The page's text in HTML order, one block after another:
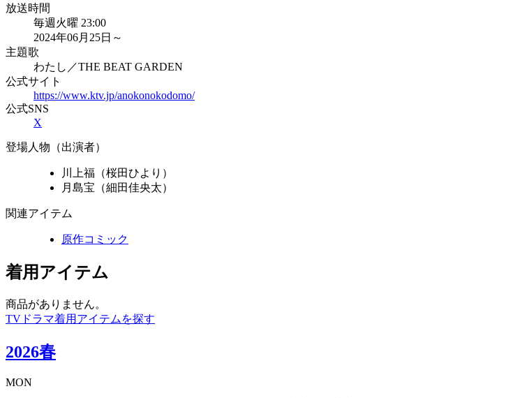
放送時間
毎週火曜 23:00
2024年06月25日～
主題歌
わたし／THE BEAT GARDEN
公式サイト
https://www.ktv.jp/anokonokodomo/
公式SNS
X
登場人物（出演者）
川上福（桜田ひより）
月島宝（細田佳央太）
関連アイテム
原作コミック
着用アイテム
商品がありません。
TVドラマ着用アイテムを探す
2026春
MON